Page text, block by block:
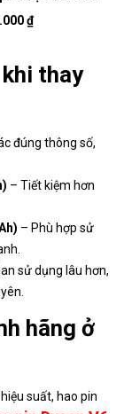
₫
thay
đúng thông số,
– Tiết kiệm hơn
– Phù hợp sử
sử dụng lâu hơn,
hãng ở
suất, hao pin